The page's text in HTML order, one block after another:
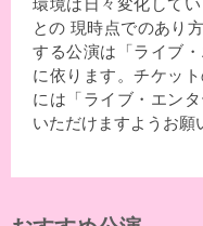
との 現時点でのあり
する公演は「ライブ
に依ります。チケッ
には「ライブ・エン
いただけますようお願